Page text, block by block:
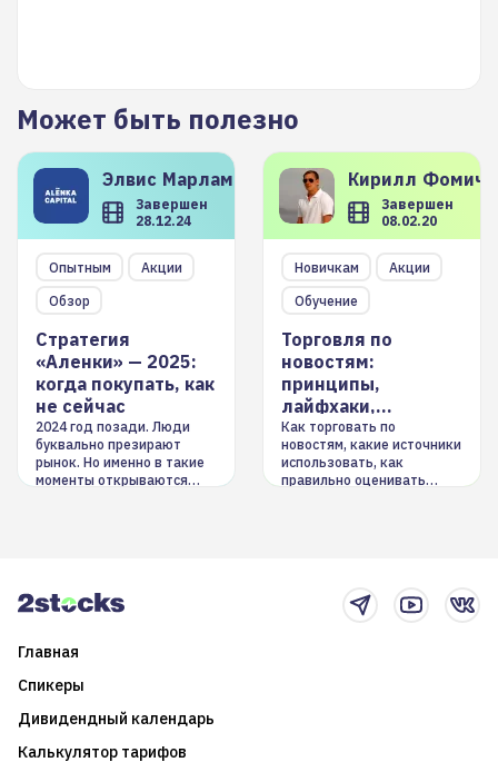
Может быть полезно
Элвис Марламов
Завершен
28.12.24
Опытным
Акции
Обзор
Стратегия
«Аленки» — 2025:
когда покупать, как
не сейчас
2024 год позади. Люди
буквально презирают
рынок. Но именно в такие
моменты открываются
Кирилл
Завершен
08.02.20
Новичкам
Акции
Обучение
Торговля по
новостям:
принципы,
лайфхаки,
инструменты
Как торговать по
новостям, какие источники
использовать, как
правильно оценивать
Главная
Спикеры
Дивидендный календарь
Калькулятор тарифов